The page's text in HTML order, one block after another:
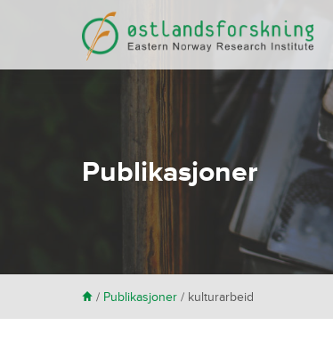
Publikasjoner
H / Publikasjoner / kulturarbeid